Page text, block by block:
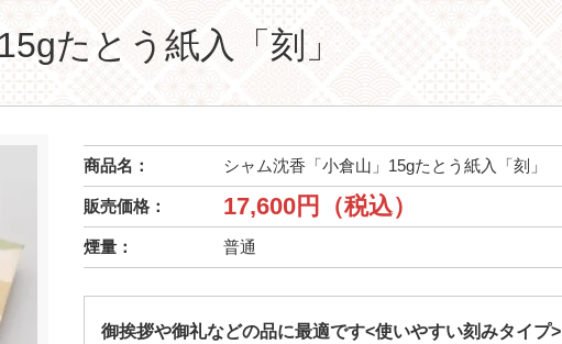
たとう紙入「刻」
商品名： シャム沈香「小倉山」15gたとう紙入「刻」
販売価格： 17,600円（税込）
煙量： 普通
御挨拶や御礼などの品に最適です<使いやすい刻みタイプ>